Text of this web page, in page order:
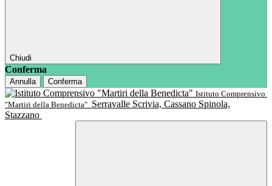
Chiudi
Conferma
Annulla
Conferma
Istituto Comprensivo
"Martiri della Benedicta" Serravalle Scrivia, Cassano Spinola,
Stazzano